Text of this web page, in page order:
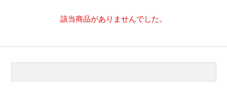
該当商品がありませんでした。